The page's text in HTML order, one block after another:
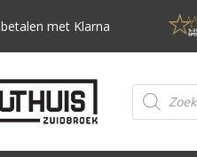
met Klarna
Producten
zoeken